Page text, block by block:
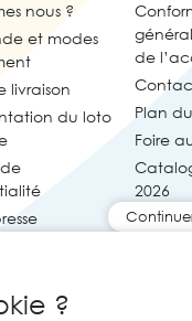
nous ?
et modes
livraison
du loto
de
Plan
Foire
2026
?